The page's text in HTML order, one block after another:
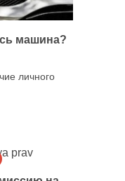
машина?
личного